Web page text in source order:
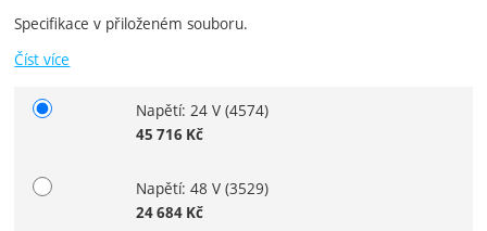
Specifikace v přiloženém souboru.
Číst více
Vyberte variantu
Napětí: 24 V(4574)
45 716 Kč
Napětí: 48 V(3529)
24 684 Kč